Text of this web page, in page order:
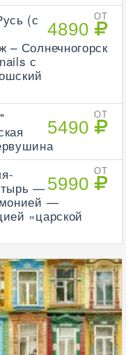
ОТ
4890
(с
– Солнечногорск
с
ОТ
5490
ОТ
5990
—
—
«царской